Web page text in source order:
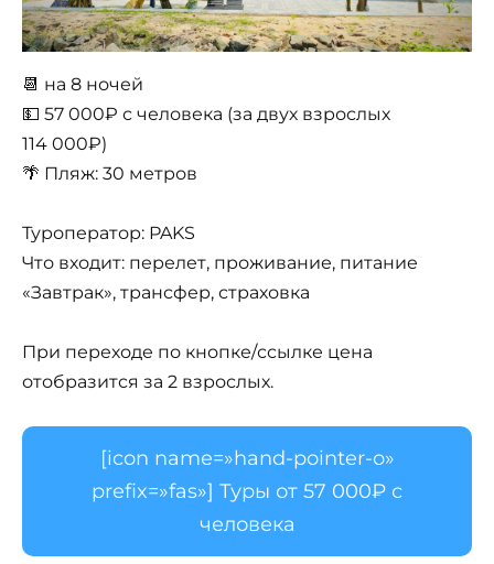
📆 на 8 ночей
💵 57 000₽ с человека (за двух взрослых
114 000₽)
🌴 Пляж: 30 метров
Туроператор: PAKS
Что входит: перелет, проживание, питание
«Завтрак», трансфер, страховка
При переходе по кнопке/ссылке цена
отобразится за 2 взрослых.
[icon name=»hand-pointer-o»
prefix=»fas»] Туры от 57 000₽ с
человека